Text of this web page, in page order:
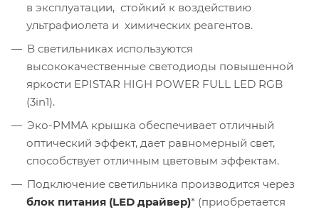
в эксплуатации, стойкий к воздействию
ультрафиолета и химических реагентов.
В светильниках используются
высококачественные светодиоды повышенной
яркости EPISTAR HIGH POWER FULL LED RGB
(3in1).
Эко-PMMA крышка обеспечивает отличный
оптический эффект, дает равномерный свет,
способствует отличным цветовым эффектам.
Подключение светильника производится через
блок питания (LED драйвер)* (приобретается